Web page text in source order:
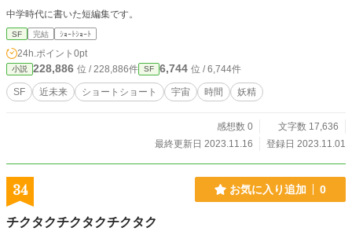
中学時代に書いた短編集です。
SF 完結 ｼｮｰﾄｼｮｰﾄ
24h.ポイント 0pt
小説 228,886 位 / 228,886件 SF 6,744 位 / 6,744件
SF 近未来 ショートショート 宇宙 時間 妖精
感想数 0
文字数 17,636
最終更新日 2023.11.16
登録日 2023.11.01
34 お気に入り追加 0
チクタクチクタクチクタク